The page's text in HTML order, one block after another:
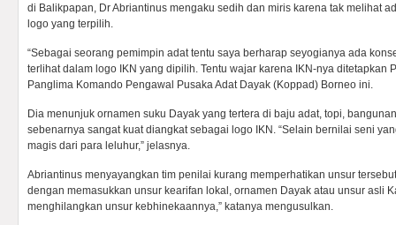
di Balikpapan, Dr Abriantinus mengaku sedih dan miris karena tak melihat
logo yang terpilih.
“Sebagai seorang pemimpin adat tentu saya berharap seyogianya ada
terlihat dalam logo IKN yang dipilih. Tentu wajar karena IKN-nya ditetapkan
Panglima Komando Pengawal Pusaka Adat Dayak (Koppad) Borneo ini.
Dia menunjuk ornamen suku Dayak yang tertera di baju adat, topi,
sebenarnya sangat kuat diangkat sebagai logo IKN. “Selain bernilai seni
magis dari para leluhur,” jelasnya.
Abriantinus menyayangkan tim penilai kurang memperhatikan unsur
dengan memasukkan unsur kearifan lokal, ornamen Dayak atau unsur asli
menghilangkan unsur kebhinekaannya,” katanya mengusulkan.